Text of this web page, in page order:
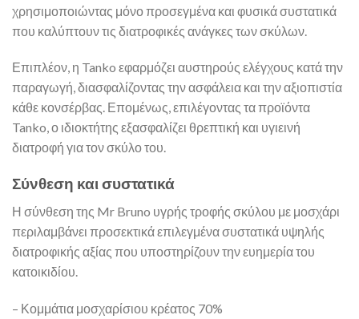
χρησιμοποιώντας μόνο προσεγμένα και φυσικά συστατικά
που καλύπτουν τις διατροφικές ανάγκες των σκύλων.
Επιπλέον, η Tanko εφαρμόζει αυστηρούς ελέγχους κατά την
παραγωγή, διασφαλίζοντας την ασφάλεια και την αξιοπιστία
κάθε κονσέρβας. Επομένως, επιλέγοντας τα προϊόντα
Tanko, ο ιδιοκτήτης εξασφαλίζει θρεπτική και υγιεινή
διατροφή για τον σκύλο του.
Σύνθεση και συστατικά
Η σύνθεση της Mr Bruno υγρής τροφής σκύλου με μοσχάρι
περιλαμβάνει προσεκτικά επιλεγμένα συστατικά υψηλής
διατροφικής αξίας που υποστηρίζουν την ευημερία του
κατοικιδίου.
– Κομμάτια μοσχαρίσιου κρέατος 70%